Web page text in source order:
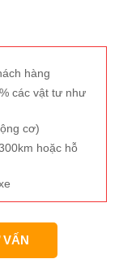
hàng
các vật tư như
cơ)
hoặc hỗ
VẤN